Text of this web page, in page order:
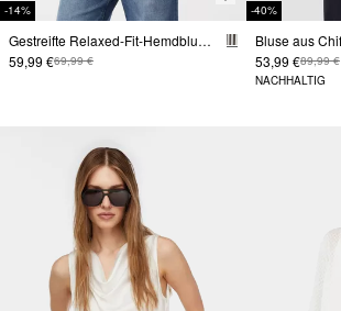
-14%
Gestreifte Relaxed-Fit-Hemdbluse mit Brusttasche
59,99 €69,99 €
-40%
53,99 €89,99 €
NACHHALTIG